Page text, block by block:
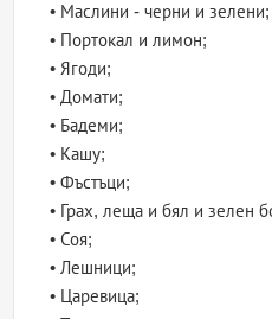
• Маслини - черни и зелени;
• Портокал и лимон;
• Ягоди;
• Домати;
• Бадеми;
• Кашу;
• Фъстъци;
• Грах, леща и бял и зелен
• Соя;
• Лешници;
• Царевица;